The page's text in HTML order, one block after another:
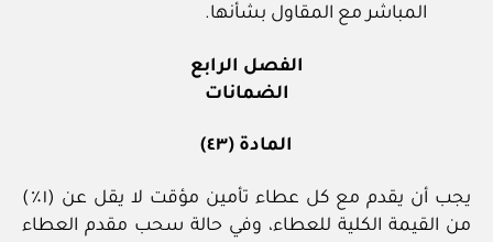
المباشر مع المقاول بشأنها.
الفصل الرابع
الضمانات
المادة (٤٣)
يجب أن يقدم مع كل عطاء تأمين مؤقت لا يقل عن (١٪)
من القيمة الكلية للعطاء، وفي حالة سحب مقدم العطاء